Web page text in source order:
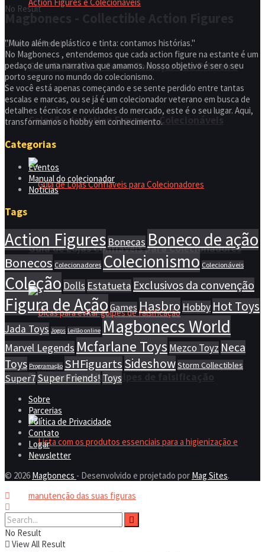
Guia Definitivo: Como Começar Sua Primeira
Coleção de Action Figures e Colecionáveis
Guia de Lojas Confiáveis para Colecionadores
Dicas para evitar golpes de falsificação
No Result
View All Result
"Muito além de plástico e tinta: contamos histórias."
No Magbonecs , entendemos que cada action figure na estante é um
pedaço de uma narrativa que amamos. Nosso objetivo é ser o seu
porto seguro no mundo do colecionismo.
Se você está apenas começando e se sente perdido entre tantas
escalas e marcas, ou se já é um colecionador veterano em busca de
detalhes técnicos e novidades do mercado, este é o seu lugar. Aqui,
transformamos o hobby em conhecimento.
Categorias
Eventos
Manual do colecionador
Notícias
Tags
Action Figures Bonecas Boneco de ação
Bonecos Colecionadores Colecionismo Colecionáveis
Coleção Dolls Estatueta Exclusivos da convenção
Figura de Ação Games Hasbro Hobby Hot Toys
Jada Toys Jogos Leilão online Magbonecs World
Marvel Legends Mcfarlane Toys Mezco Toyz Neca
Toys Programação SHFiguartsSideshowStorm Collectibles
Super7Super Friends! Toys
Sobre
Parcerias
Política de Privacidade
Contato
Logar
Newsletter
© 2026 Magbonecs - Desenvolvido e projetado por Mag Sites.
No Result
View All Result